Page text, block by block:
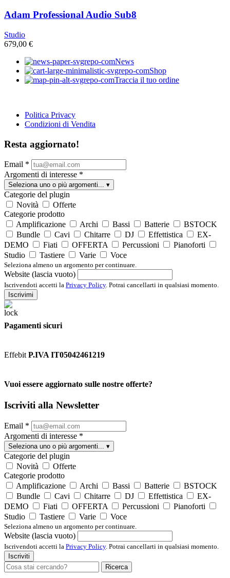
Adam Professional Audio Sub8
Studio
679,00 €
News
Shop
Traccia il tuo ordine
Politica Privacy
Condizioni di Vendita
Resta aggiornato!
Email *
Argomenti di interesse *
Seleziona uno o più argomenti... ▾
Categorie del plugin
Novità
Offerte
Categorie prodotto
Amplificazione
Archi Bassi Batterie
BSTOCK
Bundle
Cavi Chitarre DJ Effettistica
EX-
DEMO
Fiati OFFERTA Percussioni
Pianoforti
Studio
Tastiere Varie Voce
Seleziona almeno un argomento per continuare.
Website (lascia vuoto)
Iscrivendoti accetti la Privacy Policy. Potrai cancellarti in qualsiasi momento.
Iscrivimi
Pagamenti sicuri
Effebit P.IVA IT05042461219
Vuoi essere aggiornato sulle nostre offerte?
Iscriviti alla Newsletter
Email *
Argomenti di interesse *
Seleziona uno o più argomenti... ▾
Categorie del plugin
Novità
Offerte
Categorie prodotto
Amplificazione
Archi Bassi Batterie
BSTOCK
Bundle
Cavi Chitarre DJ Effettistica
EX-
DEMO
Fiati OFFERTA Percussioni
Pianoforti
Studio
Tastiere Varie Voce
Seleziona almeno un argomento per continuare.
Website (lascia vuoto)
Iscrivendoti accetti la Privacy Policy. Potrai cancellarti in qualsiasi momento.
Iscriviti
Ricerca